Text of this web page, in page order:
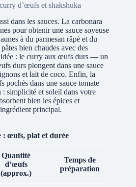
d’œufs et shakshuka
dans les sauces. La carbonara
pour obtenir une sauce soyeuse
à du parmesan râpé et du
bien chaudes avec des
: le curry aux œufs durs — un
durs plongent dans une sauce
et lait de coco. Enfin, la
pochés dans une sauce tomate
: simplicité et soleil dans votre
bien les épices et
principal.
: œufs, plat et durée
Quantité
d’œufs
(approx.)
Temps de
préparation